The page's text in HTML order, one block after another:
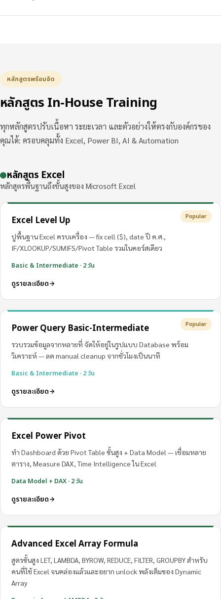
หลักสูตรพร้อมจัด
หลักสูตร In-House Training
ทุกหลักสูตรปรับเนื้อหา ระยะเวลา และตัวอย่างให้ตรงกับองค์กรของ
คุณได้: ครอบคลุมทั้ง Excel, Power BI, AI & Automation
หลักสูตร Excel
หลักสูตรพื้นฐานถึงขั้นสูงของ Microsoft Excel
Popular
Excel Level Up
ปูพื้นฐาน Excel ครบเครื่อง — fix cell ($), date ปี ค.ศ.,
IF/XLOOKUP/SUMIFS/Pivot Table รวมในคอร์สเดียว
Basic & Intermediate · 2 วัน
ดูรายละเอียด
Popular
Power Query Basic-Intermediate
รวบรวมข้อมูลจากหลายที่ จัดให้อยู่ในรูปแบบ Database พร้อม
วิเคราะห์ — ลด manual cleanup จากชั่วโมงเป็นนาที
Basic & Intermediate · 2 วัน
ดูรายละเอียด
Excel Power Pivot
ทำ Dashboard ด้วย Pivot Table ขั้นสูง + Data Model — เชื่อมหลาย
ตาราง, Measure DAX, Time Intelligence ใน Excel
Data Model + DAX · 2 วัน
ดูรายละเอียด
Advanced Excel Array Formula
สูตรขั้นสูง LET, LAMBDA, BYROW, REDUCE, FILTER, GROUPBY สำหรับ
คนที่ใช้ Excel จนคล่องแล้วและอยาก unlock พลังเต็มของ Dynamic
Array